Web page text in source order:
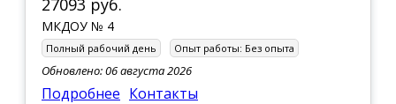
27093 руб.
МКДОУ № 4
Полный рабочий день Опыт работы: Без опыта
Обновлено: 06 августа 2026
Подробнее Контакты